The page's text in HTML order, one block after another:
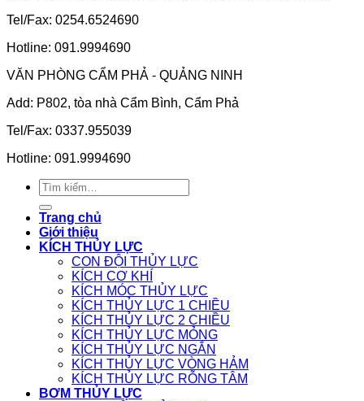
Tel/Fax: 0254.6524690
Hotline: 091.9994690
VĂN PHÒNG CẨM PHẢ - QUẢNG NINH
Add: P802, tòa nhà Cẩm Bình, Cẩm Phả
Tel/Fax: 0337.955039
Hotline: 091.9994690
Tìm
kiếm:
Trang chủ
Giới thiệu
KÍCH THỦY LỰC
CON ĐỘI THỦY LỰC
KÍCH CƠ KHÍ
KÍCH MÓC THỦY LỰC
KÍCH THỦY LỰC 1 CHIỀU
KÍCH THỦY LỰC 2 CHIỀU
KÍCH THỦY LỰC MỎNG
KÍCH THỦY LỰC NGẮN
KÍCH THỦY LỰC VÒNG HẢM
KÍCH THỦY LỰC RỖNG TÂM
BƠM THỦY LỰC